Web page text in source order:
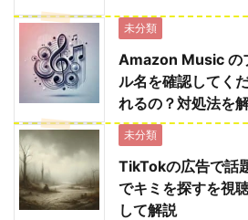
未分類
Amazon Music の
ル名を確認してく
れるの？対処法を
未分類
TikTokの広告で話
でキミを探すを視
して解説